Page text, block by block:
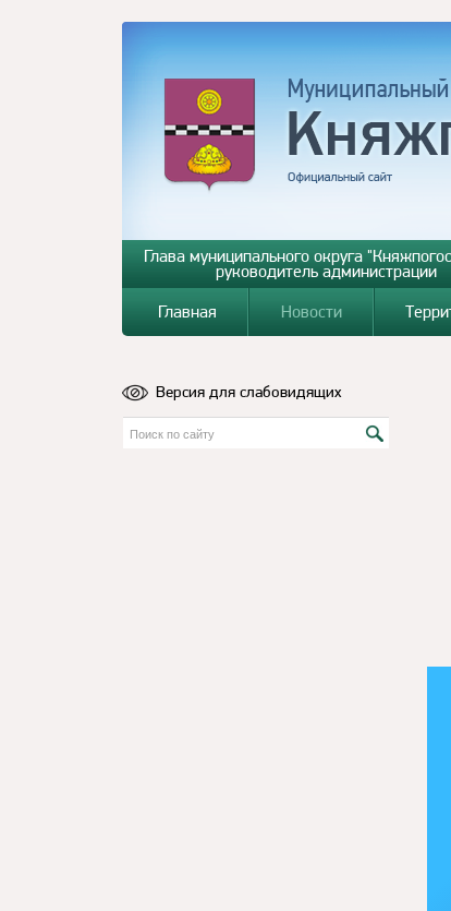
Глава муниципального округа
руководитель администрации
Главная Новости
Версия для слабовидящих